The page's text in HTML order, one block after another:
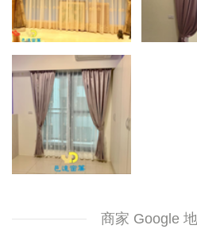
商家 Google